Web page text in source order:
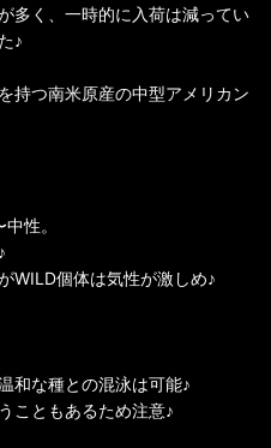
多く、一時的に入荷は減ってい
♪
持つ南米原産の中型アメリカン
性。
WILD個体は気性が激しめ♪
和な種との混泳は可能♪
こともあるため注意♪